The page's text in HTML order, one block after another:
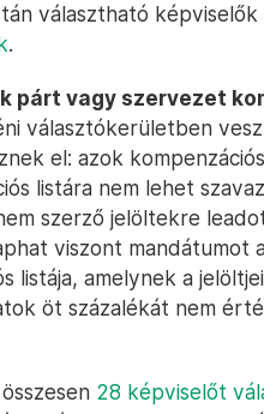
választható
.
párt vagy szervezet
választókerületben
el: azok
listára nem lehet
szerző jelöltekre
viszont mandátumot
listája, amelynek a
öt százalékát nem
28 képviselőt